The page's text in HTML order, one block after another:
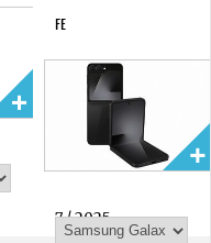
FE
7 / 2025